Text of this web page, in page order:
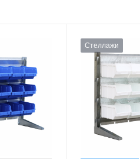
Стеллажи